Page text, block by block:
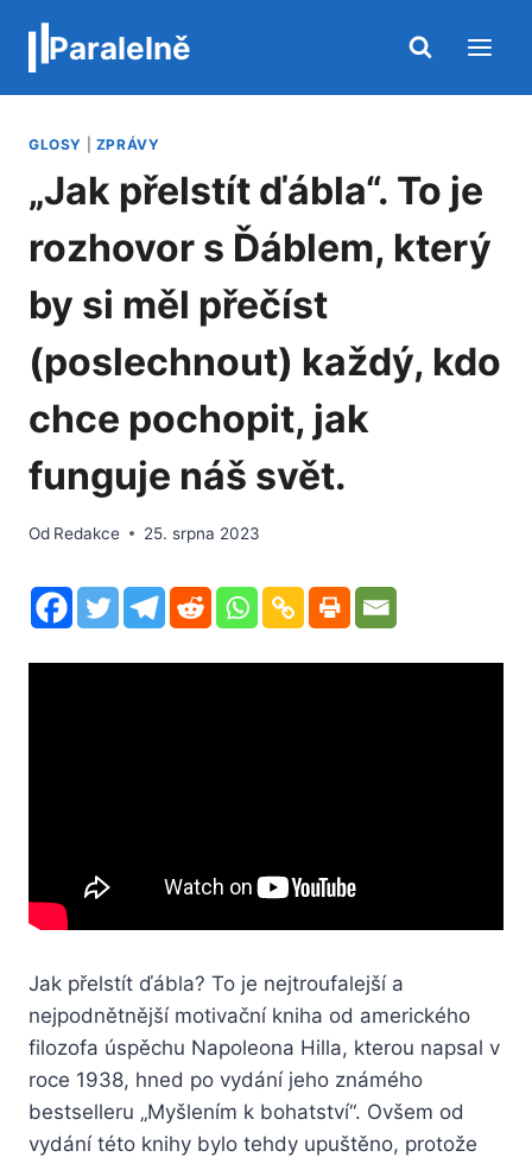
obsah
Paralelně
GLOSY ZPRÁVY
„Jak přelstít ďábla“. To je
rozhovor s Ďáblem, který
by si měl přečíst
(poslechnout) každý, kdo
chce pochopit, jak
funguje náš svět.
Od Redakce 25. srpna 2023
Jak přelstít ďábla? To je nejtroufalejší a
nejpodnětnější motivační kniha od amerického
filozofa úspěchu Napoleona Hilla, kterou napsal v
roce 1938, hned po vydání jeho známého
bestselleru „Myšlením k bohatství“. Ovšem od
vydání této knihy bylo tehdy upuštěno, protože